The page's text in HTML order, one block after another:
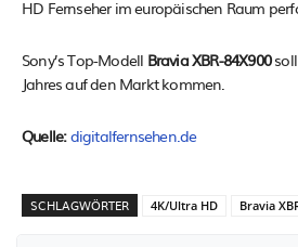
HD Fernseher im europäischen Raum
Sony’s Top-Modell BraviaXBR-84X900soll
Jahres auf den Markt kommen.
Quelle:digitalfernsehen.de
SCHLAGWÖRTER 4K/Ultra HD Bravia